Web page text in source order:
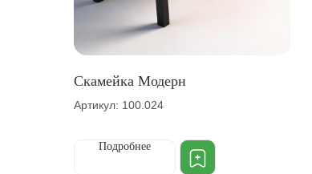
Скамейка Модерн
Артикул: 100.024
Подробнее